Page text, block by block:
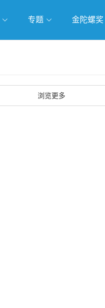
专题 金陀螺奖
浏览更多